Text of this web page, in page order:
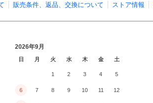
販売条件、返品、交換について ストア情報
2026年9月
日 月 火 水 木 金 土
1 2 3 4 5
6 7 8 9 10 11 12